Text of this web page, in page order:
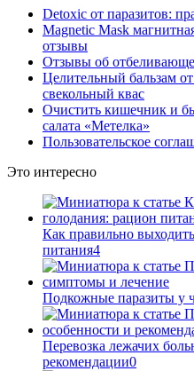
Detoxic от паразитов:
Magnetic Mask
отзывы
Отзывы об
Целительный бальзам
свекольный квас
Очистить кишечник и
салата «Метелка»
Пользовательское
Это интересно
Как правильно
питания4
Подкожные паразиты у
Перевозка лежачих
рекомендации0